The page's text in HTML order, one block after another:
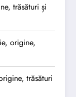
trăsături și
origine,
trăsături